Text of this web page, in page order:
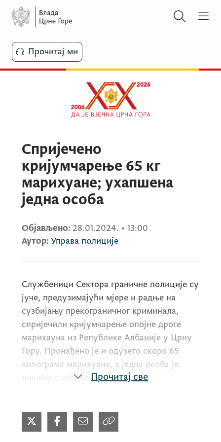
Прочитај ми
Спријечено
кријумчарење 65 кг
марихуане; ухапшена
једна особа
Објављено: 28.01.2024. • 13:00
Аутор: Управа полиције
Службеници Сектора граничне полиције су
јуче, предузимајући мјере и радње на
сузбијању прекограничног криминала,
спријечили кријумчарење опојне дроге
марихауна из Републике Албаније у Црну
Гору. Пронађено је и одузето скоро 65
килограма марихуане, а једна особа је
лишена слободе.
Наиме, припадници граничне полиције су
јуче у јутарњим уочили два лица како
Прочитај све